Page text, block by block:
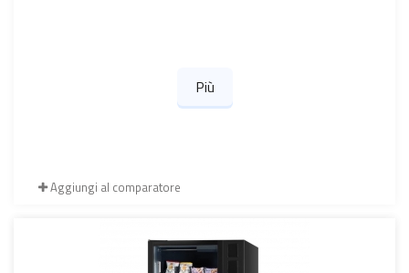
Più
Aggiungi al comparatore